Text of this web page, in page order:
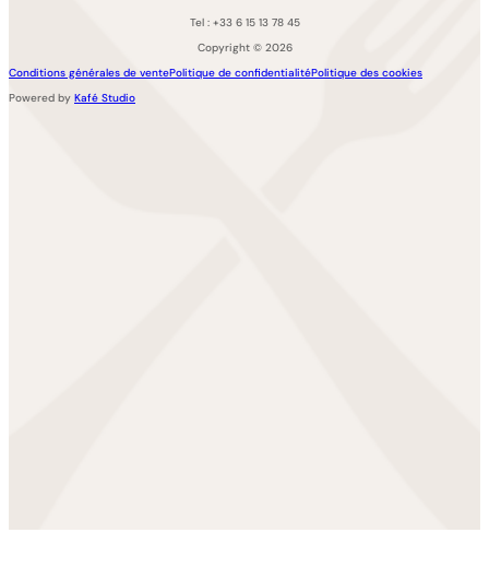
Tel : +33 6 15 13 78 45
Copyright © 2026
Conditions générales de ventePolitique de confidentialitéPolitique des cookies
Powered by Kafé Studio